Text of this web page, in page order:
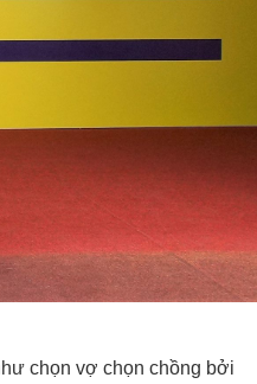
chọn vợ chọn chồng bởi